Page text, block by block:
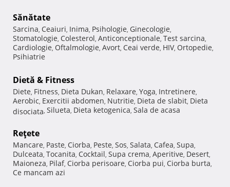
Sănătate
Sarcina, Ceaiuri, Inima, Psihologie, Ginecologie,
Stomatologie, Colesterol, Anticonceptionale, Test sarcina,
Cardiologie, Oftalmologie, Avort, Ceai verde, HIV, Ortopedie,
Psihiatrie
Dietă & Fitness
Diete, Fitness, Dieta Dukan, Relaxare, Yoga, Intretinere,
Aerobic, Exercitii abdomen, Nutritie, Dieta de slabit, Dieta
disociata, Silueta, Dieta ketogenica, Sala de acasa
Reţete
Mancare, Paste, Ciorba, Peste, Sos, Salata, Cafea, Supa,
Dulceata, Tocanita, Cocktail, Supa crema, Aperitive, Desert,
Maioneza, Pilaf, Ciorba perisoare, Ciorba pui, Ciorba burta,
Ce mancam azi